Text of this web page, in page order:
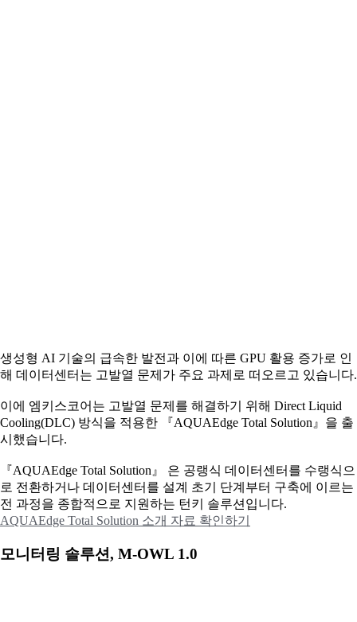
생성형 AI 기술의 급속한 발전과 이에 따른 GPU 활용 증가로 인
해 데이터센터는 고발열 문제가 주요 과제로 떠오르고 있습니다.
이에 엠키스코어는 고발열 문제를 해결하기 위해 Direct Liquid
Cooling(DLC) 방식을 적용한 『AQUAEdge Total Solution』을 출
시했습니다.
『AQUAEdge Total Solution』 은 공랭식 데이터센터를 수랭식으
로 전환하거나 데이터센터를 설계 초기 단계부터 구축에 이르는
전 과정을 종합적으로 지원하는 턴키 솔루션입니다.
AQUAEdge Total Solution 소개 자료 확인하기
모니터링 솔루션, M-OWL 1.0